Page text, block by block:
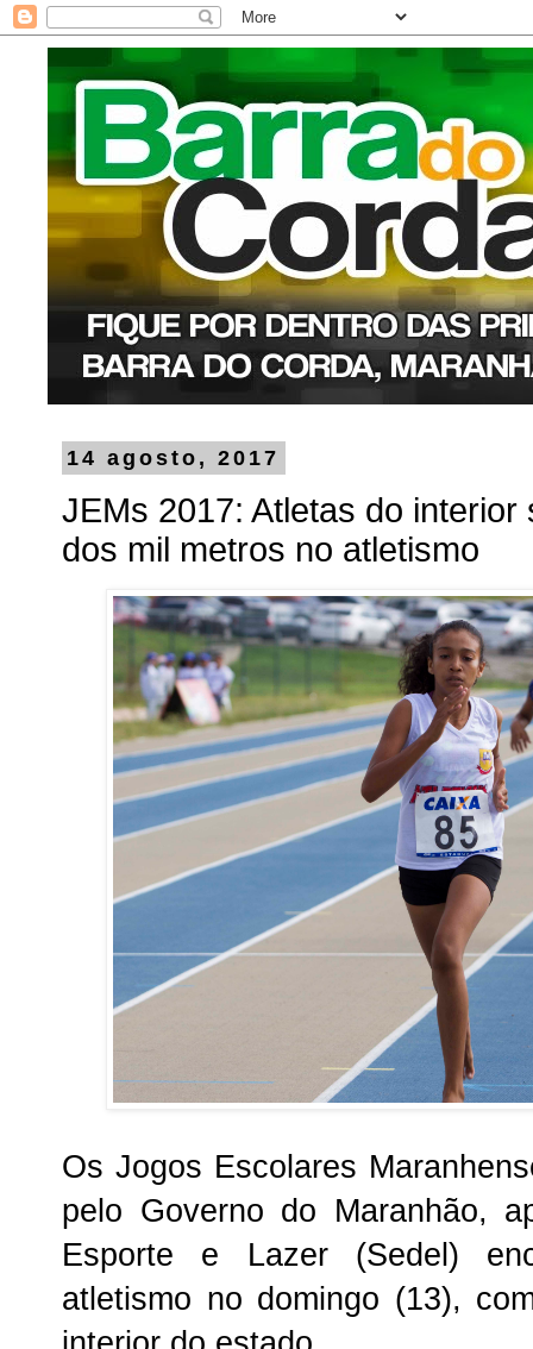
14 agosto, 2017
JEMs 2017: Atletas do
dos mil metros no atletismo
Os Jogos Escolares
pelo Governo do Maranhão,
Esporte e Lazer (Sedel)
atletismo no domingo (13),